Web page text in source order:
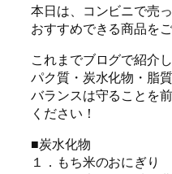
本日は、コンビニで売
おすすめできる商品を
これまでブログで紹介
パク質・炭水化物・脂
バランスは守ることを
ください！
■炭水化物
１．もち米のおにぎり